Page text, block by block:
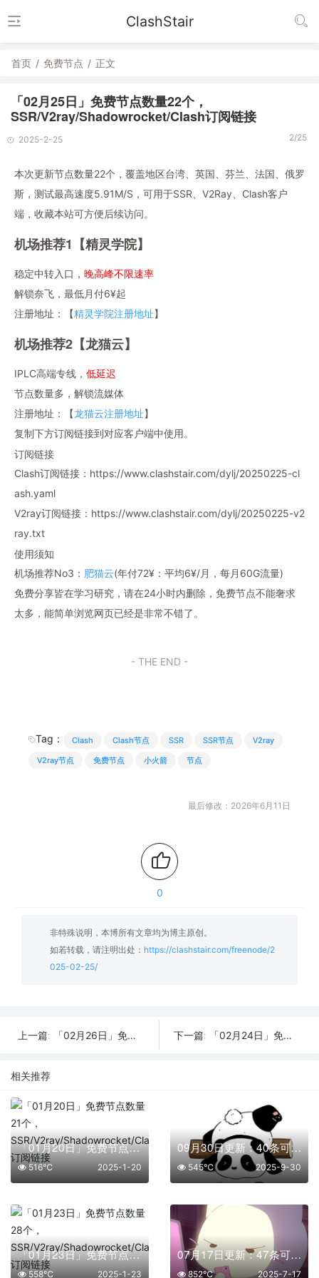
ClashStair
首页 / 免费节点 / 正文
「02月25日」免费节点数量22个，
SSR/V2ray/Shadowrocket/Clash订阅链接
2025-2-25 2/25
本次更新节点数量22个，覆盖地区台湾、英国、芬兰、法国、俄罗
斯，测试最高速度5.91M/S，可用于SSR、V2Ray、Clash客户
端，收藏本站可方便后续访问。
机场推荐1【精灵学院】
稳定中转入口， 晚高峰不限速率
解锁奈飞，最低月付6¥起
注册地址：【精灵学院注册地址】
机场推荐2【龙猫云】
IPLC高端专线， 低延迟
节点数量多，解锁流媒体
注册地址：【龙猫云注册地址】
复制下方订阅链接到对应客户端中使用。
订阅链接
Clash订阅链接：https://www.clashstair.com/dylj/20250225-cl
ash.yaml
V2ray订阅链接：https://www.clashstair.com/dylj/20250225-v2
ray.txt
使用须知
机场推荐No3： 肥猫云(年付72¥：平均6¥/月，每月60G流量)
免费分享皆在学习研究，请在24小时内删除，免费节点不能奢求
太多，能简单浏览网页已经是非常不错了。
- THE END -
Tag： Clash Clash节点 SSR SSR节点
V2ray
V2ray节点
免费节点 小火箭 节点
最后修改：2026年6月11日
0
非特殊说明，本博所有文章均为博主原创。
如若转载，请注明出处： https://clashstair.com/freenode/2
025-02-25/
上一篇: 「02月26日」免费节点数量23个，SSR/V2ray/Shadowrocket/Clash订阅链接 下一篇: 「02月24日」免费节点数量22个，SSR/V2ray/Shadowrocket/Clash订阅链接
相关推荐
「01月20日」免费节点数量21个，SSR/V2ray/Shadowrocket/Clash订阅链接
2025-1-20
516℃
09月30日更新：40条可用免费节点 | 2025年SSR/V2ray/Clash订阅链接
2025-9-30
545℃
「01月23日」免费节点数量28个，SSR/V2ray/Shadowrocket/Clash订阅链接
2025-1-23
558℃
07月17日更新：47条可用免费节点 | 2025年SSR/V2ray/Clash订阅链接
2025-7-17
852℃